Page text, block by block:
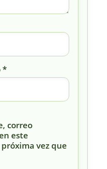
*
correo
este
vez que